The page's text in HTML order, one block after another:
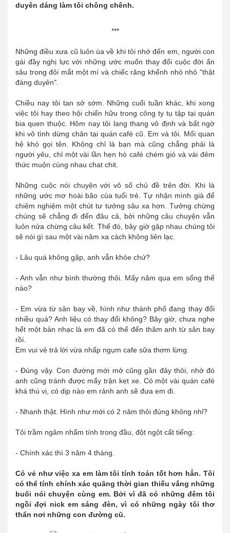
duyên dáng làm tôi chông chênh.
***
Những điều xưa cũ luôn ùa về khi tôi nhớ đến em, người con
gái đầy nghị lực với những ước muốn thay đổi cuộc đời ẩn
sâu trong đôi mắt một mí và chiếc răng khểnh nhỏ nhỏ "thật
đáng duyên".
Chiều nay tôi tan sở sớm. Những cuối tuần khác, khi xong
việc tôi hay theo hội chiến hữu trong công ty tụ tập tại quán
bia quen thuộc. Hôm nay tôi lang thang vô định và bất ngờ
khi vô tình dừng chân tại quán café cũ. Em và tôi. Mối quan
hệ khó gọi tên. Không chỉ là bạn mà cũng chẳng phải là
người yêu, chỉ một vài lần hẹn hò café chém gió và vài đêm
thức muộn cùng nhau chat chit.
Những cuộc nói chuyện với vô số chủ đề trên đời. Khi là
những ước mơ hoài bão của tuổi trẻ. Tự nhận mình già để
chiêm nghiệm một chút tư tưởng sâu xa hơn. Tưởng chừng
chúng sẽ chẳng đi đến đâu cả, bởi những câu chuyện vẫn
luôn nửa chừng câu kết. Thế đó, bây giờ gặp nhau chúng tôi
sẽ nói gì sau một vài năm xa cách không liên lạc.
- Lâu quá không gặp, anh vẫn khỏe chứ?
- Anh vẫn như bình thường thôi. Mấy năm qua em sống thế
nào?
- Em vừa từ sân bay về, hình như thành phố đang thay đổi
nhiều quá? Anh liệu có thay đổi không? Bây giờ, chưa nghe
hết một bản nhạc là em đã có thể đến thăm anh từ sân bay
rồi.
Em vui vẻ trả lời vừa nhấp ngụm cafe sữa thơm lừng.
- Đúng vậy. Con đường mới mở cũng gần đây thôi, nhờ đó
anh cũng tránh được mấy trận kẹt xe. Có một vài quán café
khá thú vị, có dịp nào em rảnh anh sẽ đưa em đi.
- Nhanh thật. Hình như mới có 2 năm thôi đúng không nhỉ?
Tôi trầm ngâm nhẩm tính trong đầu, đột ngột cất tiếng:
- Chính xác thì 3 năm 4 tháng.
Có vẻ như việc xa em làm tôi tính toán tốt hơn hẳn. Tôi
có thể tính chính xác quãng thời gian thiếu vắng những
buổi nói chuyện cùng em. Bởi vì đã có những đêm tôi
ngồi đợi nick em sáng đèn, vì có những ngày tôi thơ
thẩn nơi những con đường cũ.